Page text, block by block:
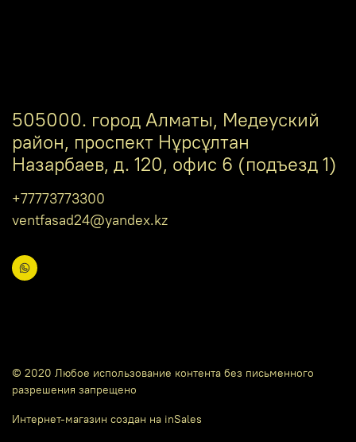
505000. город Алматы, Медеуский
район, проспект Нұрсұлтан
Назарбаев, д. 120, офис 6 (подъезд 1)
+77773773300
ventfasad24@yandex.kz
© 2020 Любое использование контента без письменного
разрешения запрещено
Интернет-магазин создан на inSales